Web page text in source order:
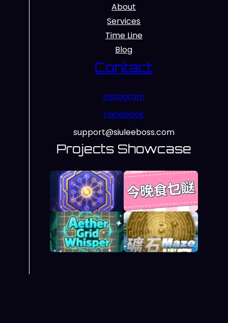
About
Services
Time Line
Blog
Contact
Instagram
Facebook
support@siuleeboss.com
Projects Showcase